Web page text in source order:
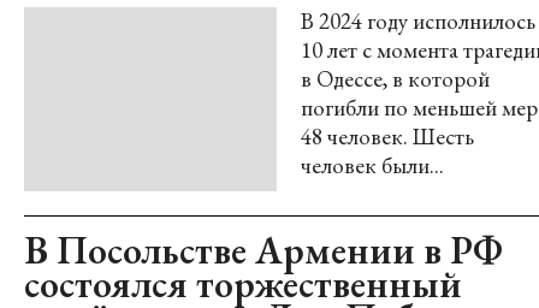
В 2024 году исполнилось
10 лет с момента
в Одессе, в которой
погибли по меньшей
48 человек. Шесть
человек были...
В Посольстве Армении в РФ
состоялся торжественный